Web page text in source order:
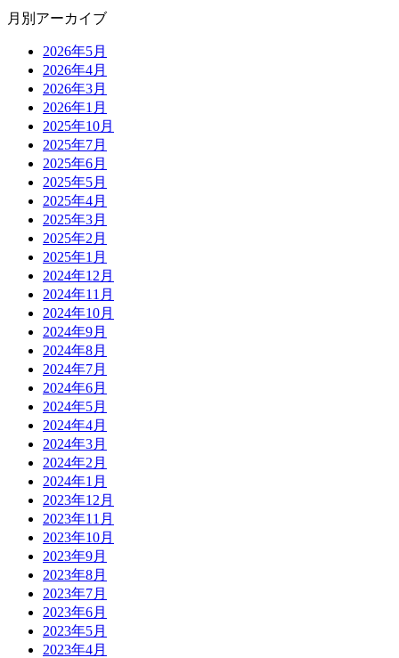
月別アーカイブ
2026年5月
2026年4月
2026年3月
2026年1月
2025年10月
2025年7月
2025年6月
2025年5月
2025年4月
2025年3月
2025年2月
2025年1月
2024年12月
2024年11月
2024年10月
2024年9月
2024年8月
2024年7月
2024年6月
2024年5月
2024年4月
2024年3月
2024年2月
2024年1月
2023年12月
2023年11月
2023年10月
2023年9月
2023年8月
2023年7月
2023年6月
2023年5月
2023年4月